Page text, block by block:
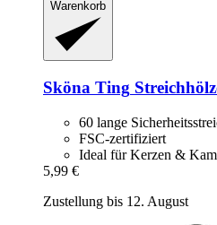
Warenkorb
Sköna Ting
60 lange
FSC-zertifiziert
Ideal für Kerzen &
5,99 €
Zustellung bis 12. August